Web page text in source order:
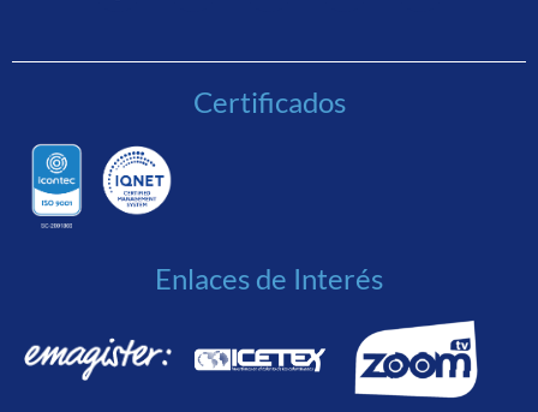
Certificados
Enlaces de Interés